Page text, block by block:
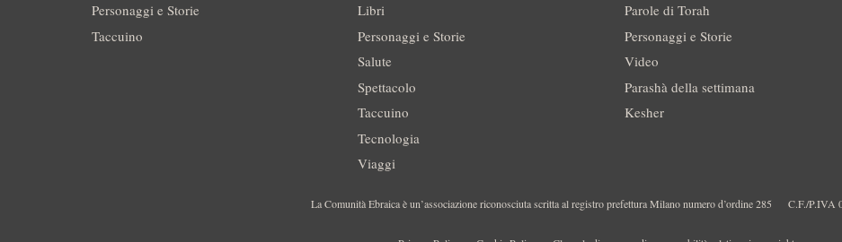
Personaggi e Storie
Taccuino
Libri
Personaggi e Storie
Salute
Spettacolo
Taccuino
Tecnologia
Viaggi
Parole di Torah
Personaggi e Storie
Video
Parashà della settimana
Kesher
La Comunità Ebraica è un’associazione riconosciuta scritta al registro prefettura Milano numero d’ordine 285 C.F./P.IVA